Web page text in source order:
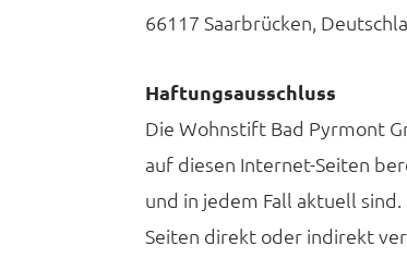
66117 Saarbrücken,
Haftungsausschluss
Die Wohnstift Bad Pyrmont
auf diesen Internet-Seiten
und in jedem Fall aktuell
Seiten direkt oder indirekt